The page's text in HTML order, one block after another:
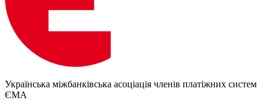
Українська міжбанківська асоціація членів платіжних систем
ЄМА